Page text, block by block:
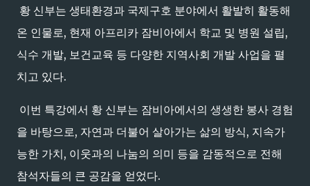
황 신부는 생태환경과 국제구호 분야에서 활발히 활동해
온 인물로, 현재 아프리카 잠비아에서 학교 및 병원 설립,
식수 개발, 보건교육 등 다양한 지역사회 개발 사업을 펼
치고 있다.
이번 특강에서 황 신부는 잠비아에서의 생생한 봉사 경험
을 바탕으로, 자연과 더불어 살아가는 삶의 방식, 지속가
능한 가치, 이웃과의 나눔의 의미 등을 감동적으로 전해
참석자들의 큰 공감을 얻었다.